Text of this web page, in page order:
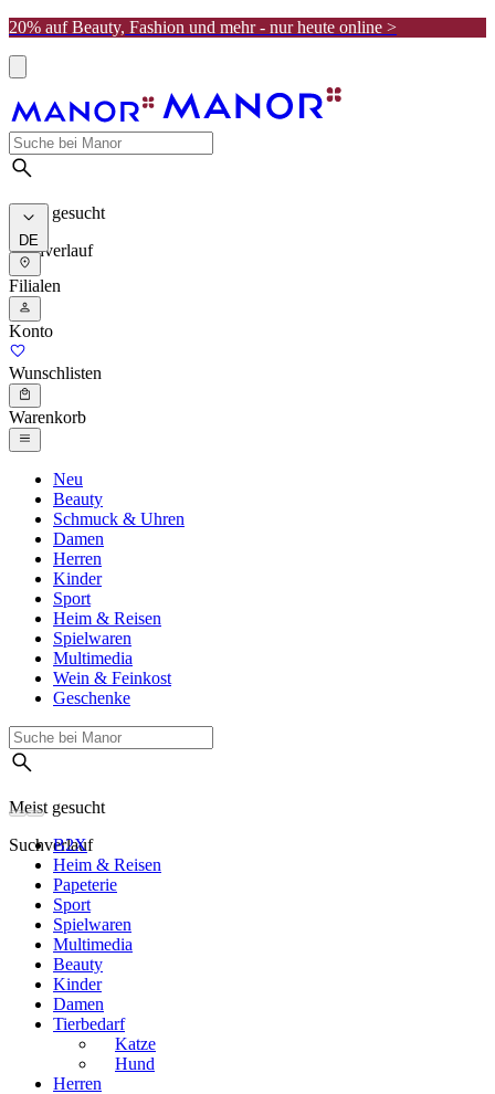
20% auf Beauty, Fashion und mehr - nur heute online >
Meist gesucht
Suchverlauf
DE
Filialen
Konto
Wunschlisten
Warenkorb
Neu
Beauty
Schmuck & Uhren
Damen
Herren
Kinder
Sport
Heim & Reisen
Spielwaren
Multimedia
Wein & Feinkost
Geschenke
Meist gesucht
Suchverlauf
B2X
Heim & Reisen
Papeterie
Sport
Spielwaren
Multimedia
Beauty
Kinder
Damen
Tierbedarf
Katze
Hund
Herren